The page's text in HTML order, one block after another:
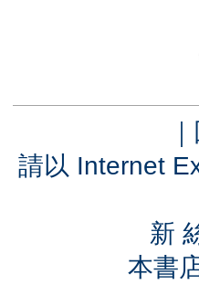
｜
請以 Internet
新
本書